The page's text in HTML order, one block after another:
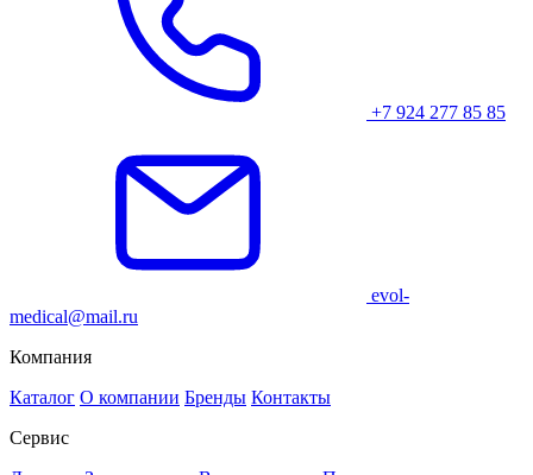
+7 924 277 85 85
evol-
medical@mail.ru
Компания
Каталог О компании Бренды Контакты
Сервис